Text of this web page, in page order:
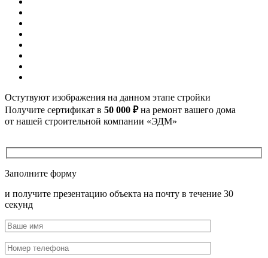
Остутвуют изображения на данном этапе стройки
Получите сертификат в 50 000 ₽на ремонт вашего дома
от нашей строительной компании «ЭДМ»
Заполните форму
и получите презентацию объекта на почту в течение 30
секунд